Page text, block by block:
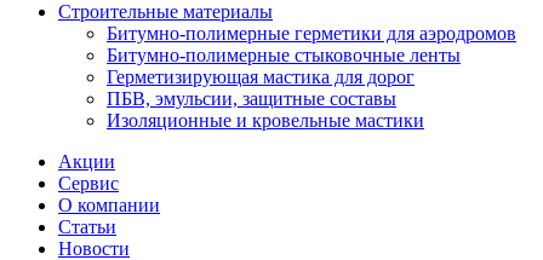
Строительные материалы
Битумно-полимерные герметики для аэродромов
Битумно-полимерные стыковочные ленты
Герметизирующая мастика для дорог
ПБВ, эмульсии, защитные составы
Изоляционные и кровельные мастики
Акции
Сервис
О компании
Статьи
Новости